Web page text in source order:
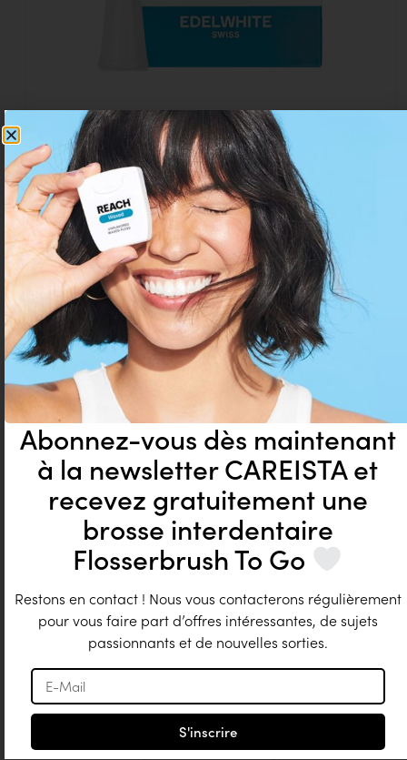
Edelwhite Single Brush Interdental Têtes de brosse
CHF16.50 TVA incl.
Ajouter au panier
Edelwhite Sonic Generation Health Suite
Note
sur 5
CHF159.00CHF139.00
Abonnez-vous dès maintenant
à la newsletter CAREISTA et
recevez gratuitement une
brosse interdentaire
Flosserbrush To Go
Restons en contact ! Nous vous contacterons régulièrement
pour vous faire part d’offres intéressantes, de sujets
passionnants et de nouvelles sorties.
S'inscrire